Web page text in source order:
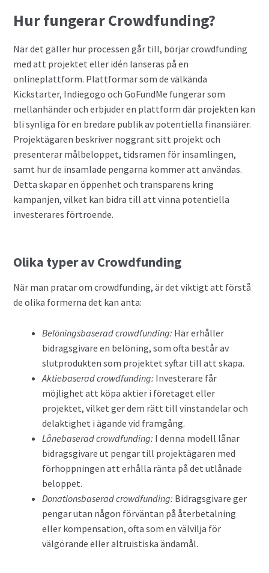
Hur fungerar Crowdfunding?
När det gäller hur processen går till, börjar crowdfunding
med att projektet eller idén lanseras på en
onlineplattform. Plattformar som de välkända
Kickstarter, Indiegogo och GoFundMe fungerar som
mellanhänder och erbjuder en plattform där projekten kan
bli synliga för en bredare publik av potentiella finansiärer.
Projektägaren beskriver noggrant sitt projekt och
presenterar målbeloppet, tidsramen för insamlingen,
samt hur de insamlade pengarna kommer att användas.
Detta skapar en öppenhet och transparens kring
kampanjen, vilket kan bidra till att vinna potentiella
investerares förtroende.
Olika typer av Crowdfunding
När man pratar om crowdfunding, är det viktigt att förstå
de olika formerna det kan anta:
Belöningsbaserad crowdfunding: Här erhåller
bidragsgivare en belöning, som ofta består av
slutprodukten som projektet syftar till att skapa.
Aktiebaserad crowdfunding: Investerare får
möjlighet att köpa aktier i företaget eller
projektet, vilket ger dem rätt till vinstandelar och
delaktighet i ägande vid framgång.
Lånebaserad crowdfunding: I denna modell lånar
bidragsgivare ut pengar till projektägaren med
förhoppningen att erhålla ränta på det utlånade
beloppet.
Donationsbaserad crowdfunding: Bidragsgivare ger
pengar utan någon förväntan på återbetalning
eller kompensation, ofta som en välvilja för
välgörande eller altruistiska ändamål.